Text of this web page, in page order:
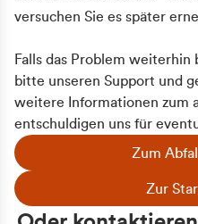
versuchen Sie es später
Falls das Problem
bitte unseren Support und
weitere Informationen zum
entschuldigen uns für
Zum
Zur